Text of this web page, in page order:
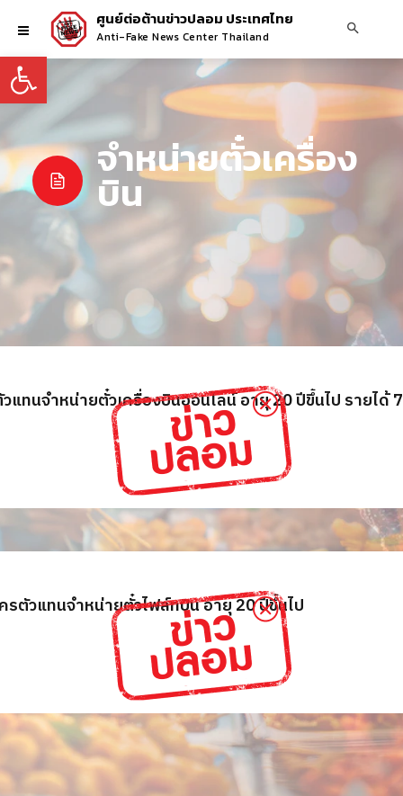
Open toolbar
ศูนย์ต่อต้านข่าวปลอม ประเทศไทย
Anti-Fake News Center Thailand
จำหน่ายตั๋วเครื่อง
บิน
ทนจำหน่ายตั๋วเครื่องบินออนไลน์ อายุ 20 ปีขึ้นไป รายได้
ตัวแทนจำหน่ายตั๋วไฟล์ทบิน อายุ 20 ปีขึ้นไป